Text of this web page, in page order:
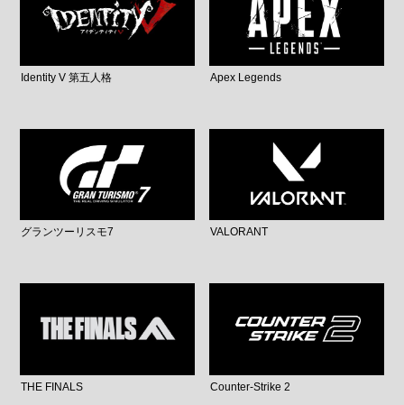
Identity V 第五人格 Apex Legends
グランツーリスモ7 VALORANT
THE FINALS Counter-Strike 2